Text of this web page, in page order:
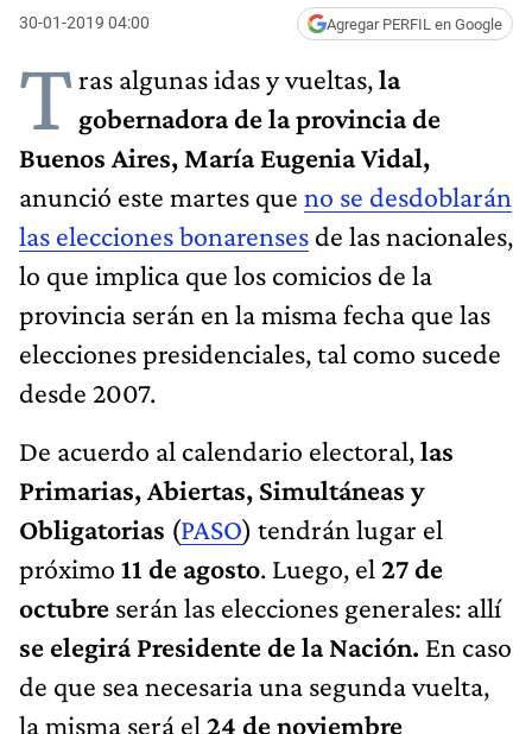
30-01-2019 04:00 Agregar PERFIL en Google
Tras algunas idas y vueltas,la
gobernadora de la provincia de
Buenos Aires, María Eugenia Vidal,
anunció este martes que no se desdoblarán
las elecciones bonarenses de las nacionales,
lo que implica que los comicios de la
provincia serán en la misma fecha que las
elecciones presidenciales, tal como sucede
desde 2007.
De acuerdo al calendario electoral,las
Primarias, Abiertas, Simultáneas y
Obligatorias (PASO) tendrán lugar el
próximo 11 de agosto. Luego, el 27 de
octubre serán las elecciones generales: allí
se elegirá Presidente de la Nación. En caso
de que sea necesaria una segunda vuelta,
la misma será el 24 de noviembre